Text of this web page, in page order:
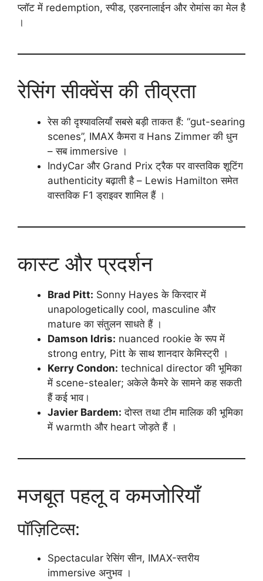
प्लॉट में redemption, स्पीड, एडरनालाईन और रोमांस का मेल है
।
रेसिंग सीक्वेंस की तीव्रता
रेस की दृश्यावलियाँ सबसे बड़ी ताकत हैं: “gut-searing
scenes”, IMAX कैमरा व Hans Zimmer की धुन
– सब immersive ।
IndyCar और Grand Prix ट्रैक पर वास्तविक शूटिंग
authenticity बढ़ाती है – Lewis Hamilton समेत
वास्तविक F1 ड्राइवर शामिल हैं ।
कास्ट और प्रदर्शन
Brad Pitt: Sonny Hayes के किरदार में
unapologetically cool, masculine और
mature का संतुलन साधते हैं ।
Damson Idris: nuanced rookie के रूप में
strong entry, Pitt के साथ शानदार केमिस्ट्री ।
Kerry Condon: technical director की भूमिका
में scene-stealer; अकेले कैमरे के सामने कह सकती
हैं कई भाव।
Javier Bardem: दोस्त तथा टीम मालिक की भूमिका
में warmth और heart जोड़ते हैं ।
मजबूत पहलू व कमजोरियाँ
पॉज़िटिव्स:
Spectacular रेसिंग सीन, IMAX-स्तरीय
immersive अनुभव ।